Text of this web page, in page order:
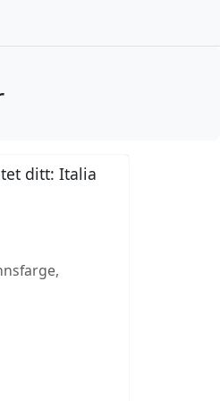
ditt: Italia